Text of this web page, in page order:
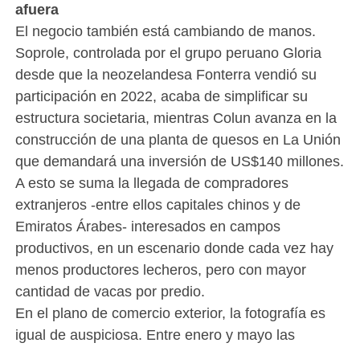
afuera
El negocio también está cambiando de manos.
Soprole, controlada por el grupo peruano Gloria
desde que la neozelandesa Fonterra vendió su
participación en 2022, acaba de simplificar su
estructura societaria, mientras Colun avanza en la
construcción de una planta de quesos en La Unión
que demandará una inversión de US$140 millones.
A esto se suma la llegada de compradores
extranjeros -entre ellos capitales chinos y de
Emiratos Árabes- interesados en campos
productivos, en un escenario donde cada vez hay
menos productores lecheros, pero con mayor
cantidad de vacas por predio.
En el plano de comercio exterior, la fotografía es
igual de auspiciosa. Entre enero y mayo las